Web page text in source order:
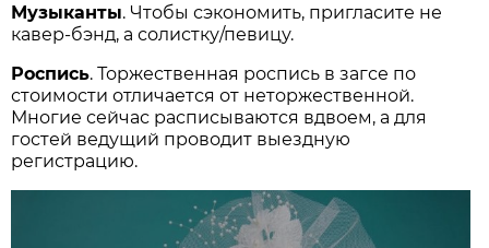
Музыканты. Чтобы сэкономить, пригласите не
кавер-бэнд, а солистку/певицу.
Роспись. Торжественная роспись в загсе по
стоимости отличается от неторжественной.
Многие сейчас расписываются вдвоем, а для
гостей ведущий проводит выездную
регистрацию.